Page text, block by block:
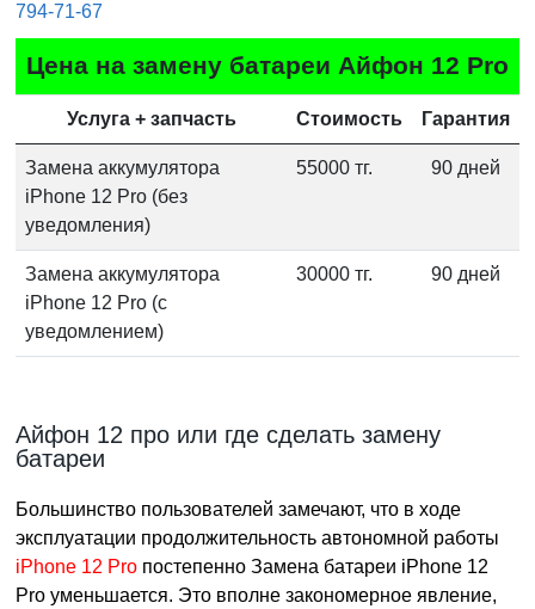
794-71-67
Цена на замену батареи Айфон 12 Pro
Услуга + запчасть Стоимость Гарантия
Замена аккумулятора
iPhone 12 Pro (без
уведомления)
55000 тг. 90 дней
Замена аккумулятора
iPhone 12 Pro (с
уведомлением)
30000 тг. 90 дней
Айфон 12 про или где сделать замену
батареи
Большинство пользователей замечают, что в ходе
эксплуатации продолжительность автономной работы
iPhone 12 Pro постепенно Замена батареи iPhone 12
Pro уменьшается. Это вполне закономерное явление,